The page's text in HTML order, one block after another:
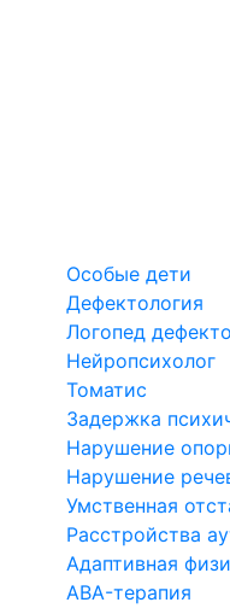
Особые дети
Дефектология
Логопед
Нейропсихолог
Томатис
Задержка
Нарушение
Нарушение
Умственная
Расстройства
Адаптивная
ABA-терапия